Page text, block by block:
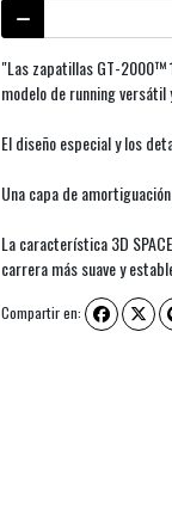
"Las zapatillas GT-2000™
modelo de running
El diseño especial y los
Una capa de
La característica 3D
carrera más suave y
Compartir en: